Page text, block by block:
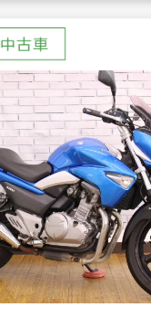
中古車